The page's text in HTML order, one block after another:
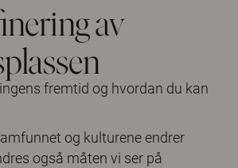
av
fremtid og hvordan du kan
og kulturene endrer
også måten vi ser på